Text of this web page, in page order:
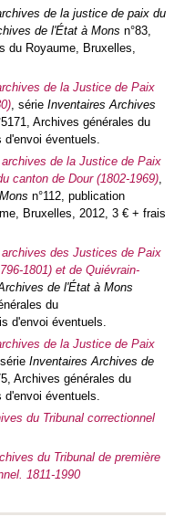
de la justice de paix du
de l'État à Mons n°83,
du Royaume, Bruxelles,
de la Justice de Paix
, série Inventaires Archives
Archives générales du
éventuels.
de la Justice de Paix
canton de Dour (1802-1969),
n°112, publication
Bruxelles, 2012, 3 € + frais
des Justices de Paix
1801) et de Quiévrain-
de l'État à Mons
du
d'envoi éventuels.
de la Justice de Paix
Inventaires Archives de
Archives générales du
éventuels.
du Tribunal correctionnel
du Tribunal de première
1811-1990